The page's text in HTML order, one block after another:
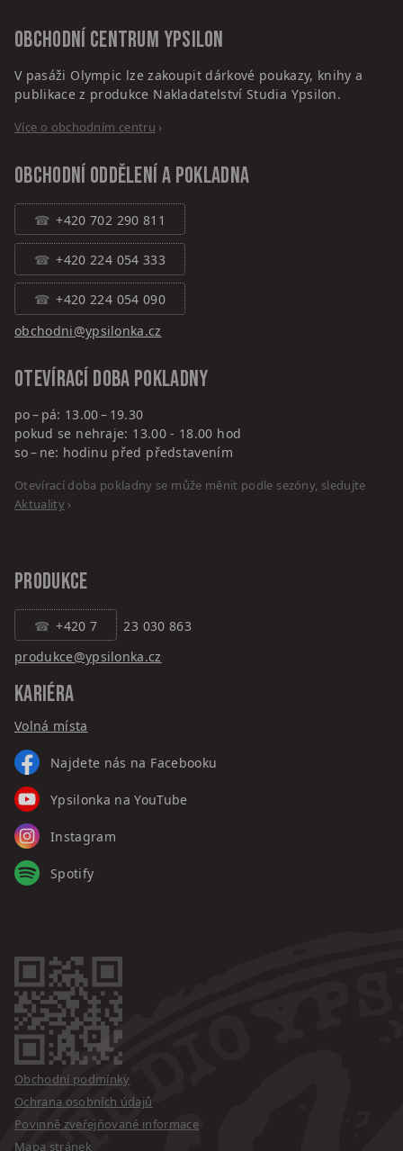
Obchodní centrum Ypsilon
V pasáži Olympic lze zakoupit dárkové poukazy, knihy a
publikace z produkce Nakladatelství Studia Ypsilon.
Více o obchodním centru ›
Obchodní oddělení a pokladna
+420 702 290 811
+420 224 054 333
+420 224 054 090
obchodni@ypsilonka.cz
Otevírací doba pokladny
po – pá: 13.00 – 19.30
pokud se nehraje: 13.00 - 18.00 hod
so – ne: hodinu před představením
Otevírací doba pokladny se může měnit podle sezóny, sledujte
Aktuality›
PRODUKCE
+420 7
23 030 863
produkce@ypsilonka.cz
KARIÉRA
Volná místa
Najdete nás na Facebooku
Ypsilonka na YouTube
Instagram
Spotify
Obchodní podmínky
Ochrana osobních údajů
Povinně zveřejňované informace
Mapa stránek